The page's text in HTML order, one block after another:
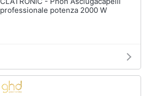
professionale potenza 2000 W